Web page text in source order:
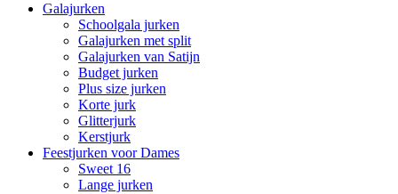
Galajurken
Schoolgala jurken
Galajurken met split
Galajurken van Satijn
Budget jurken
Plus size jurken
Korte jurk
Glitterjurk
Kerstjurk
Feestjurken voor Dames
Sweet 16
Lange jurken